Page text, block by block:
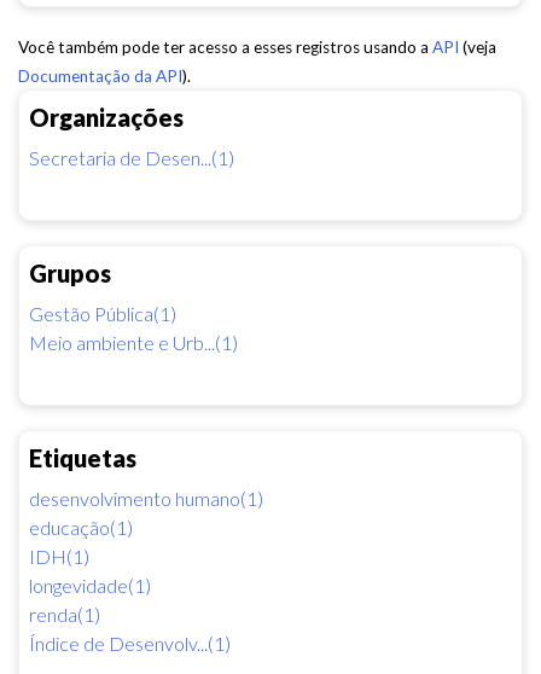
Organizações
Secretaria de Desen...(1)
Grupos
Gestão Pública(1)
Meio ambiente e Urb...(1)
Etiquetas
desenvolvimento humano(1)
educação(1)
IDH(1)
longevidade(1)
renda(1)
Índice de Desenvolv...(1)
Você também pode ter acesso a esses registros usando a API (veja
Documentação da API).